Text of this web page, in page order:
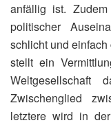
anfällig ist.
politischer
schlicht und
stellt ein
Zwischenglied
letztere wird in